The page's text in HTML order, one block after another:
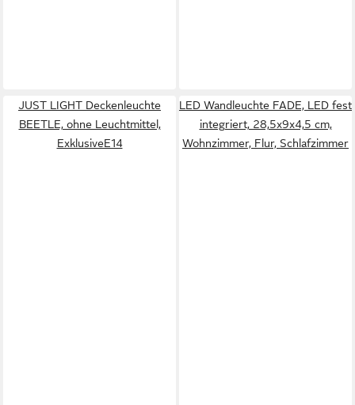
JUST LIGHT Deckenleuchte
BEETLE, ohne Leuchtmittel,
ExklusiveE14
LED Wandleuchte FADE, LED fest
integriert, 28,5x9x4,5 cm,
Wohnzimmer, Flur, Schlafzimmer